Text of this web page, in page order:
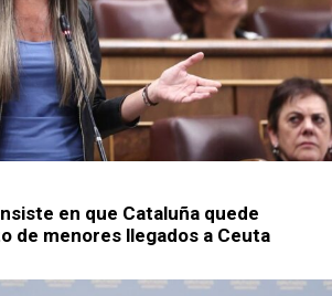
en que Cataluña quede
de menores llegados a Ceuta